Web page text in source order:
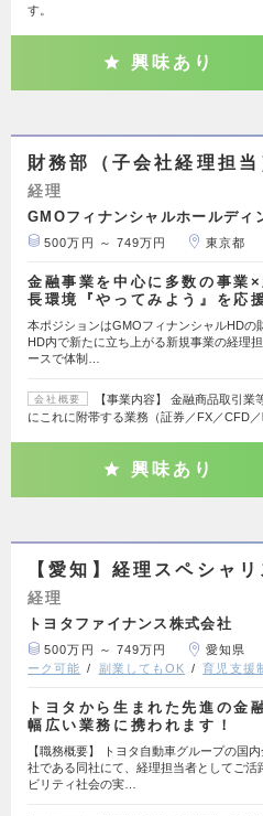
す。
興味あり
財務部（子会社経理担当
経理
GMOフィナンシャルホールディ
500万円 ～ 749万円 東京都
金融事業を中心に多数の事業
長環境『やってみよう』を応
本ポジションはGMOフィナンシャルHDの
HD内で新たに立ち上がる新規事業の経理
ースで体制…
会社概要
【事業内容】 金融商品取引
にこれに附帯する業務（証券／FX／CFD
興味あり
【愛知】経理スペシャリ
経理
トヨタファイナンス株式会社
500万円 ～ 749万円 愛知県
ーク可能
副業してもOK 育児支援
トヨタから生まれた先進の金
幅広い業務に携われます！
【職務概要】 トヨタ自動車グループの国
社である同社にて、経理担当者としてご活
ビリティ社会の実…